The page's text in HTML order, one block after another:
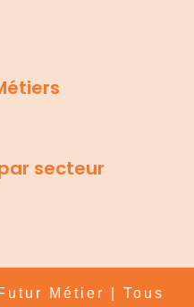
secteur
Métier | Tous